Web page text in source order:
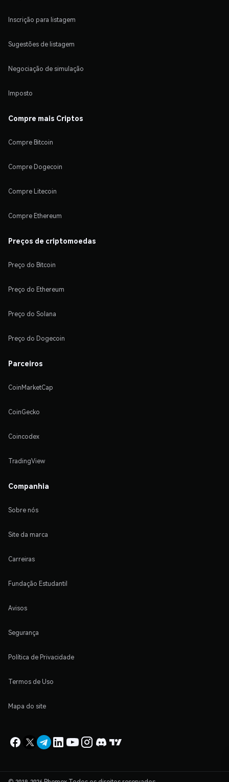
Inscrição para listagem
Sugestões de listagem
Negociação de simulação
Imposto
Compre mais Criptos
Compre Bitcoin
Compre Dogecoin
Compre Litecoin
Compre Ethereum
Preços de criptomoedas
Preço do Bitcoin
Preço do Ethereum
Preço do Solana
Preço do Dogecoin
Parceiros
CoinMarketCap
CoinGecko
Coincodex
TradingView
Companhia
Sobre nós
Site da marca
Carreiras
Fundação Estudantil
Avisos
Segurança
Política de Privacidade
Termos de Uso
Mapa do site